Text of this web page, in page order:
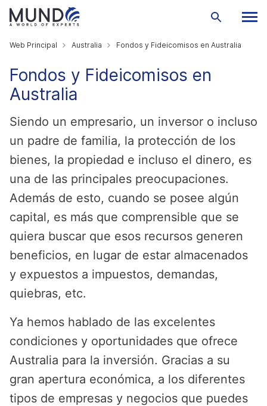
Web Principal Australia Fondos y Fideicomisos en Australia
Fondos y Fideicomisos en
Australia
Siendo un empresario, un inversor o incluso
un padre de familia, la protección de los
bienes, la propiedad e incluso el dinero, es
una de las principales preocupaciones.
Además de esto, cuando se posee algún
capital, es más que comprensible que se
quiera buscar que esos recursos generen
beneficios, en lugar de estar almacenados
y expuestos a impuestos, demandas,
quiebras, etc.
Ya hemos hablado de las excelentes
condiciones y oportunidades que ofrece
Australia para la inversión. Gracias a su
gran apertura económica, a los diferentes
tipos de empresas y negocios que puedes